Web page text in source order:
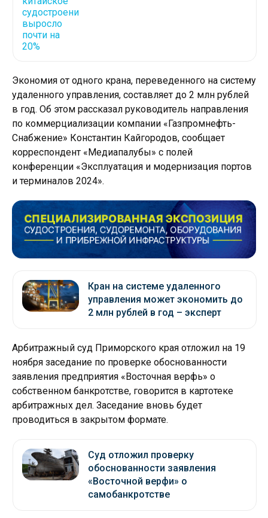
Экономия от одного крана, переведенного на систему
удаленного управления, составляет до 2 млн рублей
в год. Об этом рассказал руководитель направления
по коммерциализации компании «Газпромнефть-
Снабжение» Константин Кайгородов, сообщает
корреспондент «Медиапалубы» с полей
конференции «Эксплуатация и модернизация портов
и терминалов 2024».
Кран на системе удаленного
управления может экономить до
2 млн рублей в год – эксперт
Арбитражный суд Приморского края отложил на 19
ноября заседание по проверке обоснованности
заявления предприятия «Восточная верфь» о
собственном банкротстве, говорится в картотеке
арбитражных дел. Заседание вновь будет
проводиться в закрытом формате.
Суд отложил проверку
обоснованности заявления
«Восточной верфи» о
самобанкротстве